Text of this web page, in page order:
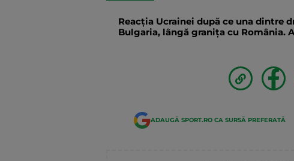
Reacția Ucrainei după ce una dintre
Bulgaria, lângă granița cu România.
ADAUGĂ SPORT.RO CA SURSĂ PREFERATĂ